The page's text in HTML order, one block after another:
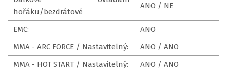
hořáku/bezdrátové
ANO / NE
EMC:
ANO
MMA - ARC FORCE / Nastavitelný:
ANO / ANO
MMA - HOT START / Nastavitelný:
ANO / ANO